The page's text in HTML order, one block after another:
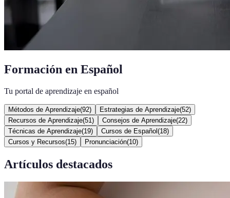
Formación en Español
Tu portal de aprendizaje en español
Métodos de Aprendizaje(92) Estrategias de Aprendizaje(52)
Recursos de Aprendizaje(51 ) Consejos de Aprendizaje(22)
Técnicas de Aprendizaje(19) Cursos de Español (18)
Cursos y Recursos(15) Pronunciación(10)
Artículos destacados